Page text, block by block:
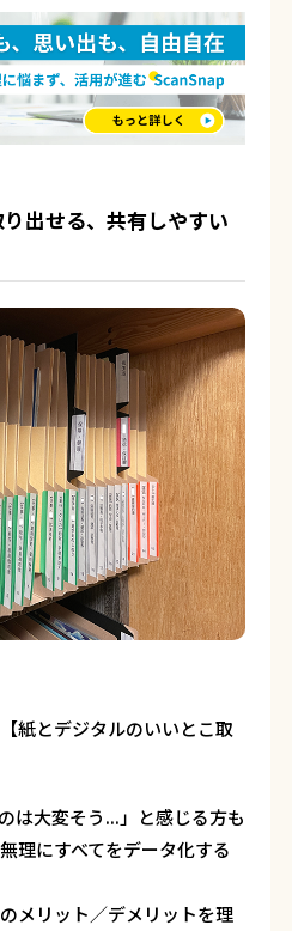
出せる、共有しやすい
紙とデジタルのいいとこ取
は大変そう...」と感じる方も
理にすべてをデータ化する
メリット／デメリットを理